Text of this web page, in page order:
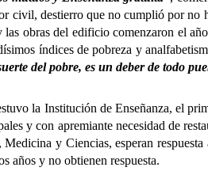
civil, destierro que no cumplió por
obras del edificio comenzaron el
índices de pobreza y
del pobre, es un deber de todo
la Institución de Enseñanza, el
y con apremiante necesidad de
y Ciencias, esperan
años y no obtienen respuesta.